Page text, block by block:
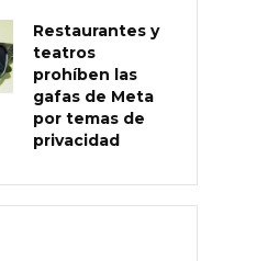
Restaurantes y
teatros
prohíben las
gafas de Meta
por temas de
privacidad